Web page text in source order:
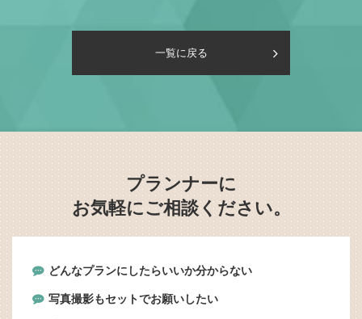
一覧に戻る
プランナーに
お気軽にご相談ください。
どんなプランにしたらいいか分からない
写真撮影もセットでお願いしたい